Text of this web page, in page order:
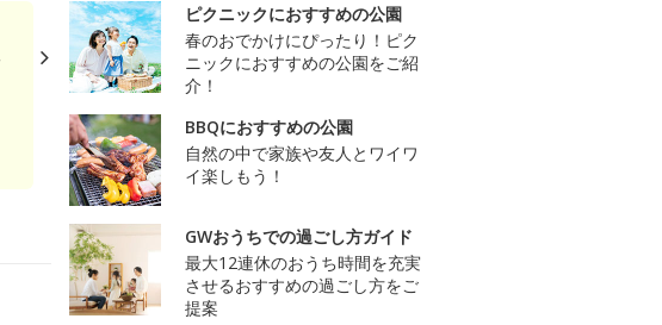
ピクニックにおすすめの公園
春のおでかけにぴったり！ピク
ニックにおすすめの公園をご紹
介！
BBQにおすすめの公園
自然の中で家族や友人とワイワ
イ楽しもう！
GWおうちでの過ごし方ガイド
最大12連休のおうち時間を充実
させるおすすめの過ごし方をご
提案